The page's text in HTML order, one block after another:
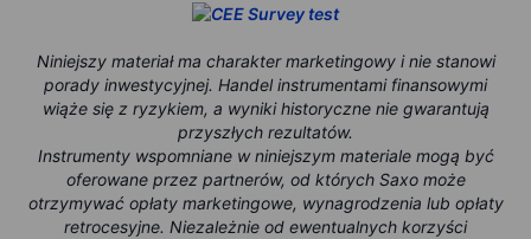
Niniejszy materiał ma charakter marketingowy i nie stanowi
porady inwestycyjnej. Handel instrumentami finansowymi
wiąże się z ryzykiem, a wyniki historyczne nie gwarantują
przyszłych rezultatów.
Instrumenty wspomniane w niniejszym materiale mogą być
oferowane przez partnerów, od których Saxo może
otrzymywać opłaty marketingowe, wynagrodzenia lub opłaty
retrocesyjne. Niezależnie od ewentualnych korzyści